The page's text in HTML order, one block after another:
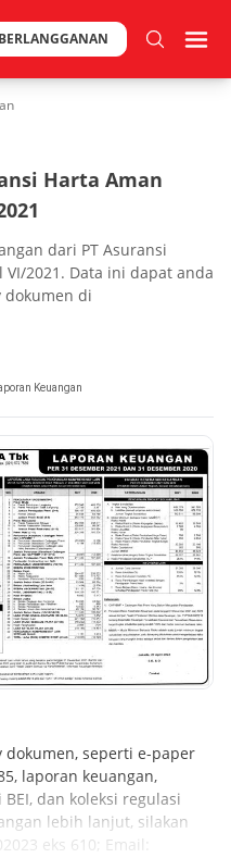
BERLANGGANAN
Harta Aman
dari PT Asuransi
2021. Data ini dapat anda
dokumen di
Keuangan
dokumen, seperti e-paper
laporan keuangan,
dan koleksi regulasi
lebih lanjut, silakan
eks 610; Email: